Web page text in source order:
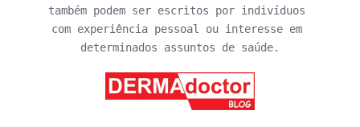
também podem ser escritos por indivíduos
com experiência pessoal ou interesse em
determinados assuntos de saúde.